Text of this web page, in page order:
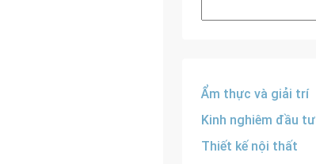
Ẩm thực và giải trí
Kinh nghiêm đầu tư
Thiết kế nội thất